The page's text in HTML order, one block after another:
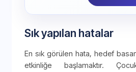
Sık yapılan hatalar
En sık görülen hata, hedef
etkinliğe başlamaktır.